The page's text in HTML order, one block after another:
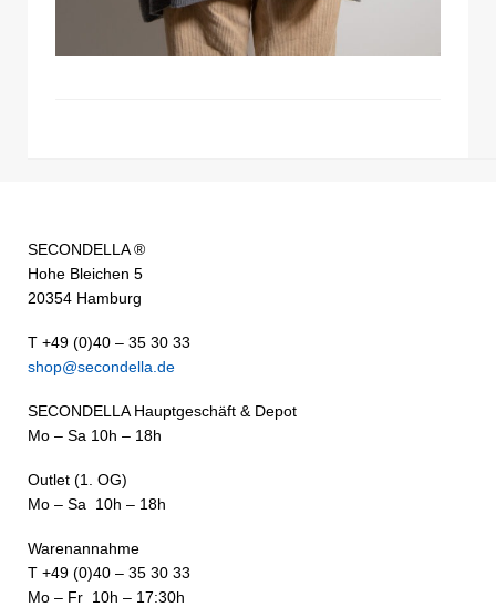
SECONDELLA ®
Hohe Bleichen 5
20354 Hamburg
T +49 (0)40 – 35 30 33
shop@secondella.de
SECONDELLA Hauptgeschäft & Depot
Mo – Sa 10h – 18h
Outlet (1. OG)
Mo – Sa 10h – 18h
Warenannahme
T +49 (0)40 – 35 30 33
Mo – Fr 10h – 17:30h